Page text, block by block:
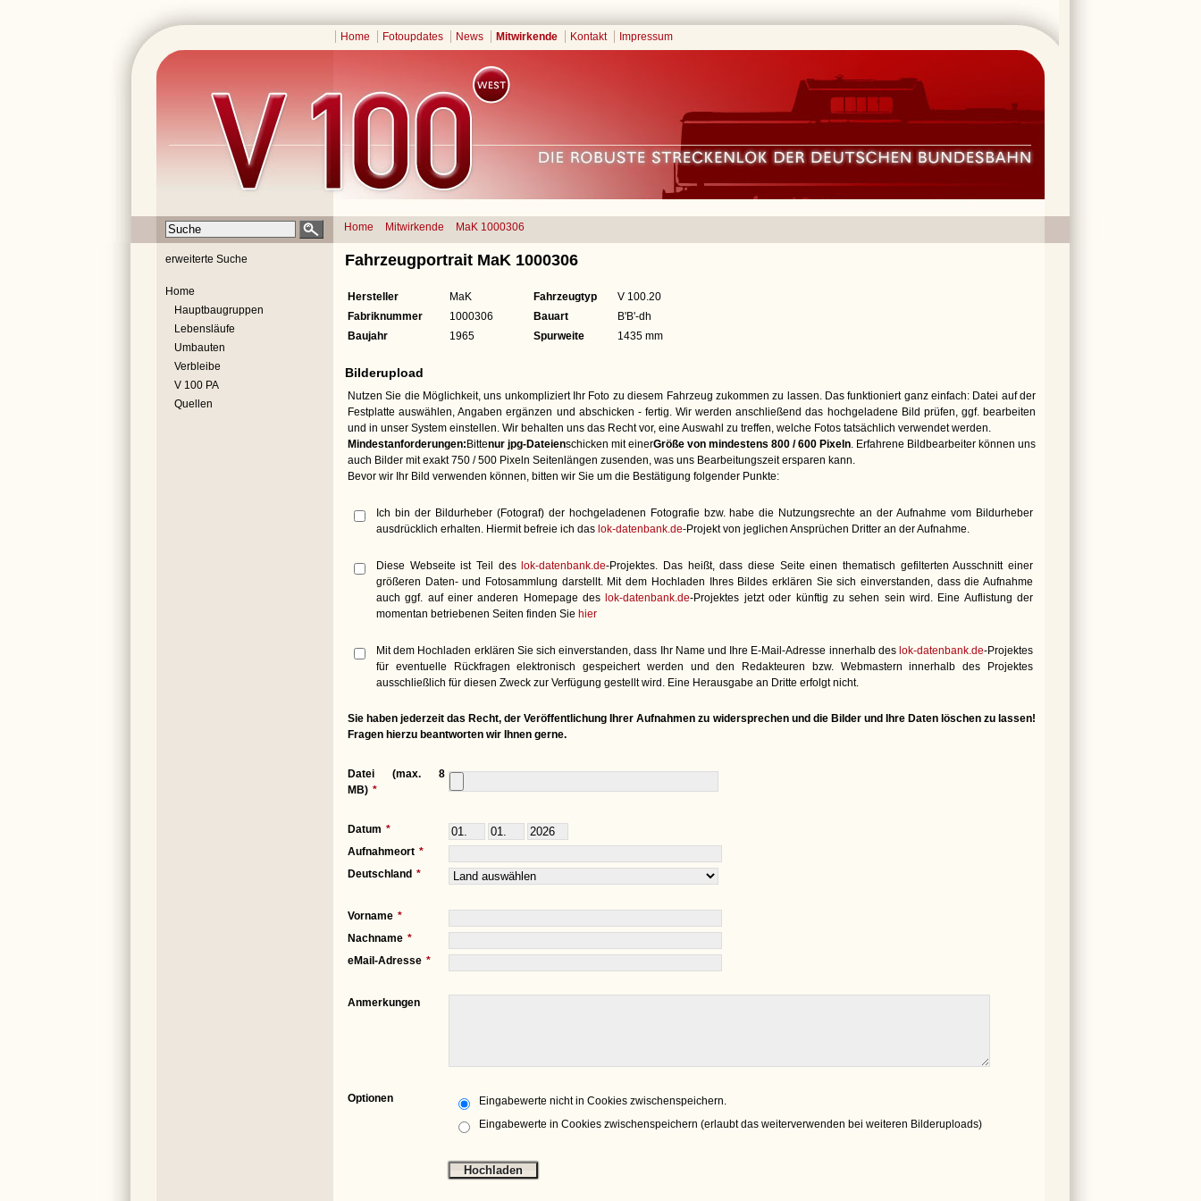
Home Fotoupdates News Mitwirkende Kontakt Impressum
Home Mitwirkende MaK 1000306
erweiterte Suche
Home
Hauptbaugruppen
Lebensläufe
Umbauten
Verbleibe
V 100 PA
Quellen
Fahrzeugportrait MaK 1000306
Hersteller MaK Fahrzeugtyp
V 100.20
Fabriknummer
1000306 Bauart
B'B'-dh
Baujahr
1965 Spurweite 1435 mm
Bilderupload
Nutzen Sie die Möglichkeit, uns unkompliziert Ihr Foto zu diesem Fahrzeug zukommen zu lassen. Das funktioniert ganz einfach: Datei auf der
Festplatte auswählen, Angaben ergänzen und abschicken - fertig. Wir werden anschließend das hochgeladene Bild prüfen, ggf. bearbeiten
und in unser System einstellen. Wir behalten uns das Recht vor, eine Auswahl zu treffen, welche Fotos tatsächlich verwendet werden.
Mindestanforderungen: Bittenur jpg-Dateienschicken mit einerGröße von mindestens 800 / 600 Pixeln. Erfahrene Bildbearbeiter können uns
auch Bilder mit exakt 750 / 500 Pixeln Seitenlängen zusenden, was uns Bearbeitungszeit ersparen kann.
Bevor wir Ihr Bild verwenden können, bitten wir Sie um die Bestätigung folgender Punkte:
Ich bin der Bildurheber (Fotograf) der hochgeladenen Fotografie bzw. habe die Nutzungsrechte an der Aufnahme vom Bildurheber
ausdrücklich erhalten. Hiermit befreie ich das lok-datenbank.de-Projekt von jeglichen Ansprüchen Dritter an der Aufnahme.
Diese Webseite ist Teil des lok-datenbank.de-Projektes. Das heißt, dass diese Seite einen thematisch gefilterten Ausschnitt einer
größeren Daten- und Fotosammlung darstellt. Mit dem Hochladen Ihres Bildes erklären Sie sich einverstanden, dass die Aufnahme
auch ggf. auf einer anderen Homepage des lok-datenbank.de-Projektes jetzt oder künftig zu sehen sein wird. Eine Auflistung der
momentan betriebenen Seiten finden Sie hier
Mit dem Hochladen erklären Sie sich einverstanden, dass Ihr Name und Ihre E-Mail-Adresse innerhalb des lok-datenbank.de-Projektes
für eventuelle Rückfragen elektronisch gespeichert werden und den Redakteuren bzw. Webmastern innerhalb des Projektes
ausschließlich für diesen Zweck zur Verfügung gestellt wird. Eine Herausgabe an Dritte erfolgt nicht.
Sie haben jederzeit das Recht, der Veröffentlichung Ihrer Aufnahmen zu widersprechen und die Bilder und Ihre Daten löschen zu lassen!
Fragen hierzu beantworten wir Ihnen gerne.
Datei (max. 8
MB)
Datum
Aufnahmeort
Deutschland
Vorname
Nachname
eMail-Adresse
Anmerkungen
Optionen
Eingabewerte nicht in Cookies zwischenspeichern.
Eingabewerte in Cookies zwischenspeichern (erlaubt das weiterverwenden bei weiteren Bilderuploads)